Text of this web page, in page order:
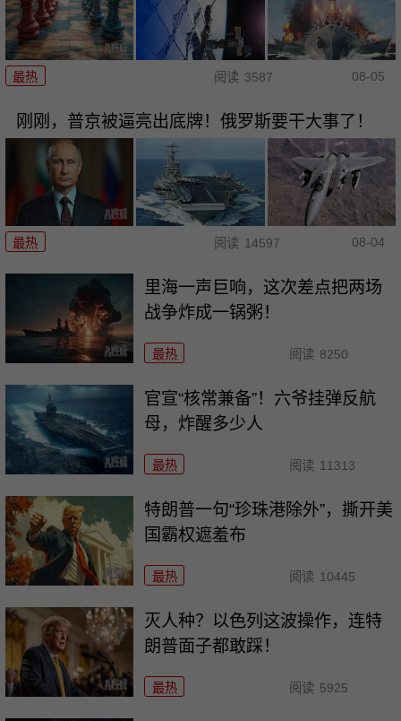
最热 阅读 3587 08-05
刚刚，普京被逼亮出底牌！俄罗斯要干大事了！
最热 阅读 14597 08-04
里海一声巨响，这次差点把两场
战争炸成一锅粥！
最热 阅读 8250
官宣“核常兼备”！六爷挂弹反航
母，炸醒多少人
最热 阅读 11313
特朗普一句“珍珠港除外”，撕开美
国霸权遮羞布
最热 阅读 10445
灭人种？以色列这波操作，连特
朗普面子都敢踩！
最热 阅读 5925